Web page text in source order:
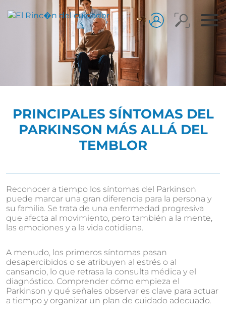
PRINCIPALES SÍNTOMAS DEL
PARKINSON MÁS ALLÁ DEL
TEMBLOR
Reconocer a tiempo los síntomas del Parkinson
puede marcar una gran diferencia para la persona y
su familia. Se trata de una enfermedad progresiva
que afecta al movimiento, pero también a la mente,
las emociones y a la vida cotidiana.
A menudo, los primeros síntomas pasan
desapercibidos o se atribuyen al estrés o al
cansancio, lo que retrasa la consulta médica y el
diagnóstico. Comprender cómo empieza el
Parkinson y qué señales observar es clave para actuar
a tiempo y organizar un plan de cuidado adecuado.